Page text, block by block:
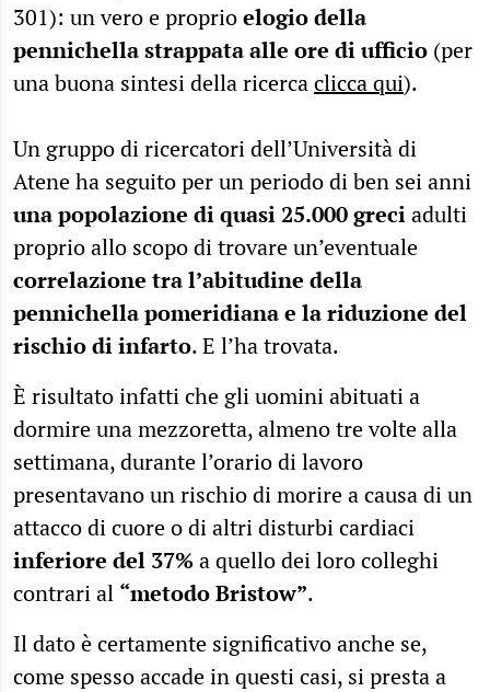
301): un vero e proprioelogio della
pennichella strappata alle ore di ufficio (per
una buona sintesi della ricercaclicca qui).
Un gruppo di ricercatori dell’Università di
Atene ha seguito per un periodo di ben sei anni
una popolazione di quasi 25.000 greciadulti
proprio allo scopo di trovare un’eventuale
correlazione tra l’abitudine della
pennichella pomeridiana e la riduzione del
rischio di infarto. E l’ha trovata.
È risultato infatti che gli uomini abituati a
dormire una mezzoretta, almeno tre volte alla
settimana, durante l’orario di lavoro
presentavano un rischio di morire a causa di un
attacco di cuore o di altri disturbi cardiaci
inferiore del 37%a quello dei loro colleghi
contrari al “metodo Bristow”.
Il dato è certamente significativo anche se,
come spesso accade in questi casi, si presta a